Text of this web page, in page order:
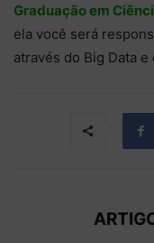
Graduação em
ela você será
através do Big Data